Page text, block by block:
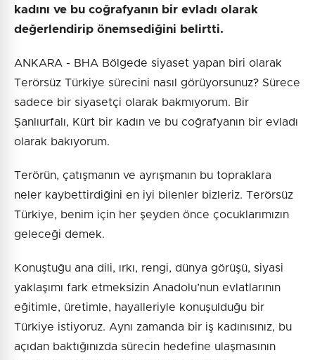
kadını ve bu coğrafyanın bir evladı olarak
değerlendirip önemsediğini belirtti.
ANKARA - BHA Bölgede siyaset yapan biri olarak
Terörsüz Türkiye sürecini nasıl görüyorsunuz? Sürece
sadece bir siyasetçi olarak bakmıyorum. Bir
Şanlıurfalı, Kürt bir kadın ve bu coğrafyanın bir evladı
olarak bakıyorum.
Terörün, çatışmanın ve ayrışmanın bu topraklara
neler kaybettirdiğini en iyi bilenler bizleriz. Terörsüz
Türkiye, benim için her şeyden önce çocuklarımızın
geleceği demek.
Konuştuğu ana dili, ırkı, rengi, dünya görüşü, siyasi
yaklaşımı fark etmeksizin Anadolu’nun evlatlarının
eğitimle, üretimle, hayalleriyle konuşulduğu bir
Türkiye istiyoruz. Aynı zamanda bir iş kadınısınız, bu
açıdan baktığınızda sürecin hedefine ulaşmasının